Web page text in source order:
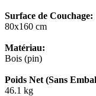
Surface de Couchage:
80x160 cm
Matériau:
Bois (pin)
Poids Net (Sans
46.1 kg